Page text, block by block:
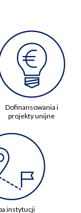
Dofinansowania i
projekty unijne
instytucji